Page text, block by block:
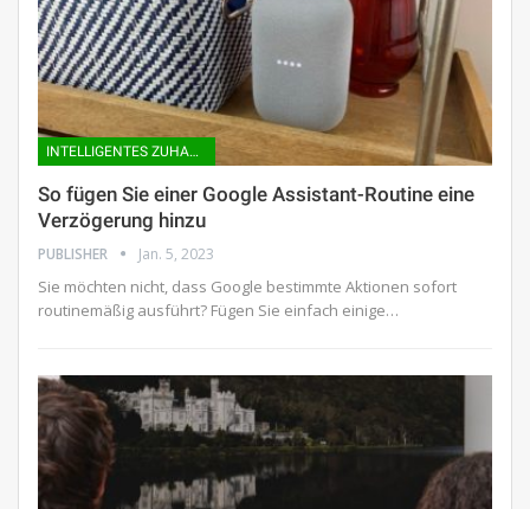
INTELLIGENTES ZUHAUSE
So fügen Sie einer Google Assistant-Routine eine
Verzögerung hinzu
PUBLISHER Jan. 5, 2023
Sie möchten nicht, dass Google bestimmte Aktionen sofort
routinemäßig ausführt? Fügen Sie einfach einige…